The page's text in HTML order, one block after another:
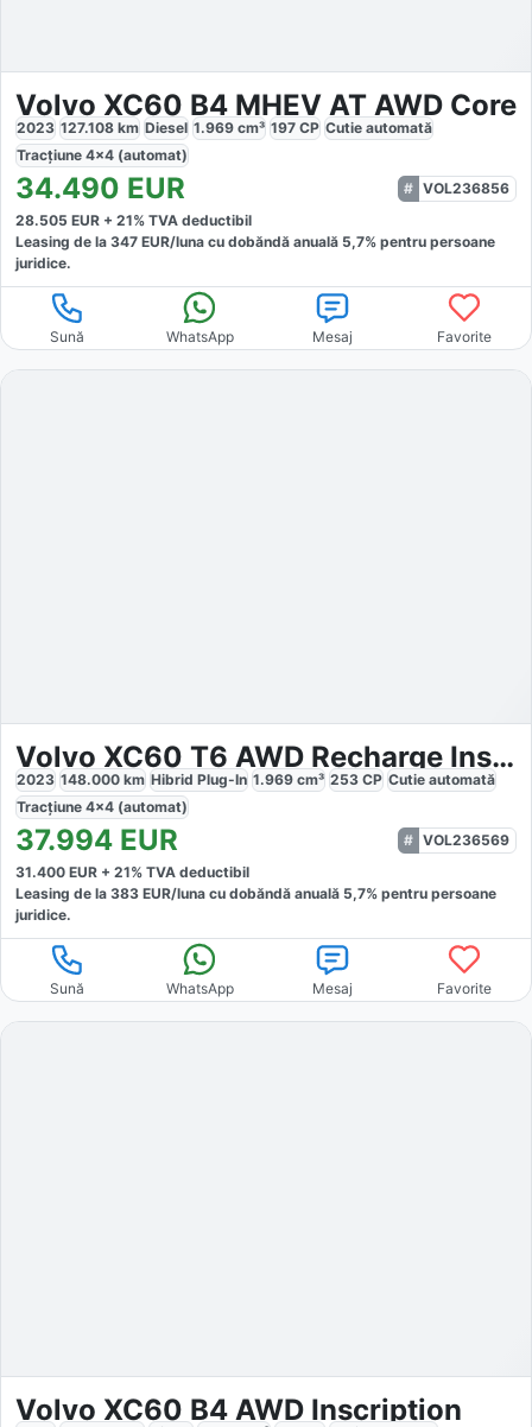
Volvo XC60 B4 MHEV AT AWD Core
2023 127.108 km Diesel 1.969 cm³ 197 CP Cutie automată
Tracțiune 4x4 (automat)
34.490 EUR
VOL236856
28.505 EUR + 21% TVA deductibil
Leasing de la 347 EUR/luna cu dobăndă anuală 5,7% pentru persoane
juridice.
Sună WhatsApp Mesaj Favorite
Volvo XC60 T6 AWD Recharge Inscription
2023 148.000 km Hibrid Plug-In 1.969 cm³ 253 CP Cutie automată
Tracțiune 4x4 (automat)
37.994 EUR
VOL236569
31.400 EUR + 21% TVA deductibil
Leasing de la 383 EUR/luna cu dobăndă anuală 5,7% pentru persoane
juridice.
Sună WhatsApp Mesaj Favorite
Volvo XC60 B4 AWD Inscription